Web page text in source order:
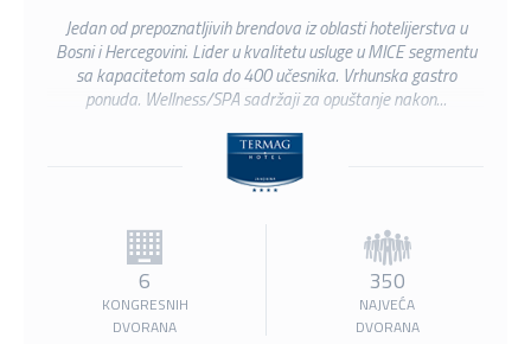
Jedan od prepoznatljivih brendova iz oblasti hotelijerstva u
Bosni i Hercegovini. Lider u kvalitetu usluge u MICE segmentu
sa kapacitetom sala do 400 učesnika. Vrhunska gastro
ponuda. Wellness/SPA sadržaji za opuštanje nakon...
6
KONGRESNIH
DVORANA
350
NAJVEĆA
DVORANA